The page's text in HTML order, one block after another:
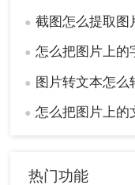
钉钉也可以做到。
不过这个方法适
持逐张识别，接下
操作如下：
1、将需要识别文
● 截图怎么提取图
● 怎么把图片上的字
● 图片转文本怎么
● 怎么把图片上的文字
热门功能